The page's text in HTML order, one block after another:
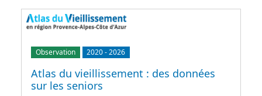
Observation 2020-2026
Atlas du vieillissement : des données
sur les seniors